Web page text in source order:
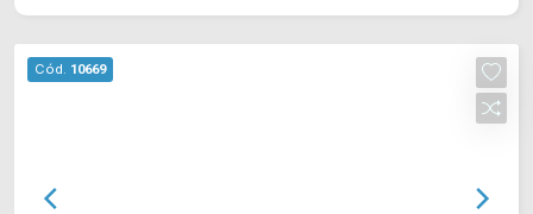
cobertas; > Depósito na garagem. Localizado em
uma região privilegiada no bairro Parque
Cód. 10669